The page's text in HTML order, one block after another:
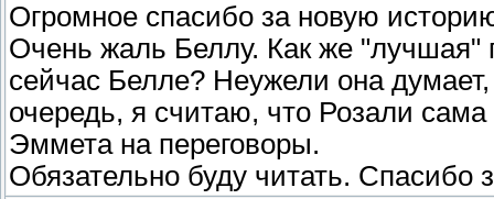
Огромное спасибо за новую
Очень жаль Беллу. Как же "лучшая"
сейчас Белле? Неужели она
очередь, я считаю, что Розали
Эммета на переговоры.
Обязательно буду читать. Спасибо